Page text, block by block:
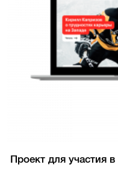
Проект для участия в